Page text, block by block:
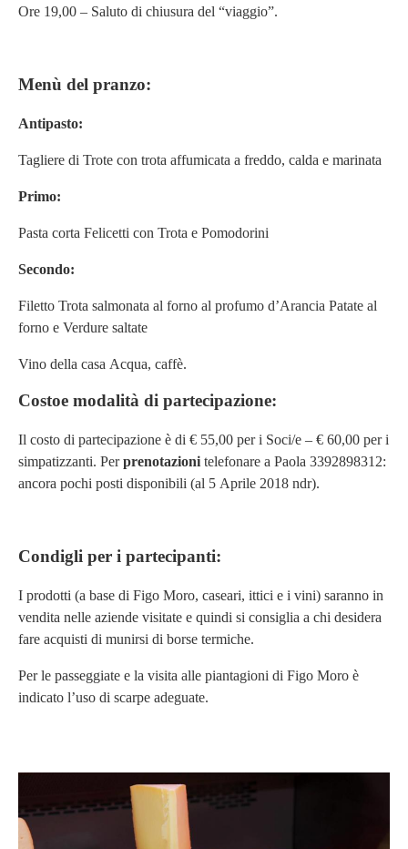
Ore 19,00 – Saluto di chiusura del “viaggio”.
Menù del pranzo:
Antipasto:
Tagliere di Trote con trota affumicata a freddo, calda e marinata
Primo:
Pasta corta Felicetti con Trota e Pomodorini
Secondo:
Filetto Trota salmonata al forno al profumo d’Arancia Patate al
forno e Verdure saltate
Vino della casa Acqua, caffè.
Costoe modalità di partecipazione:
Il costo di partecipazione è di € 55,00 per i Soci/e – € 60,00 per i
simpatizzanti. Perprenotazionitelefonare a Paola 3392898312:
ancora pochi posti disponibili (al 5 Aprile 2018 ndr).
Condigli per i partecipanti:
I prodotti (a base di Figo Moro, caseari, ittici e i vini) saranno in
vendita nelle aziende visitate e quindi si consiglia a chi desidera
fare acquisti di munirsi di borse termiche.
Per le passeggiate e la visita alle piantagioni di Figo Moro è
indicato l’uso di scarpe adeguate.